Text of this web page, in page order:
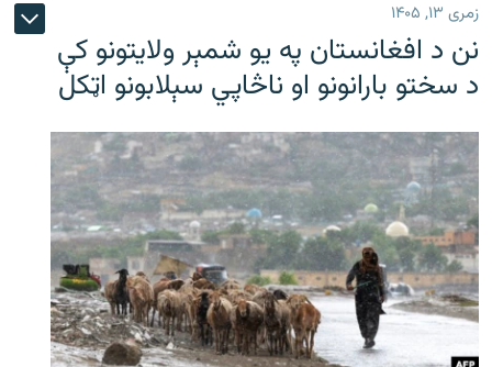
زمری ۱۳, ۱۴۰۵
نن د افغانستان په یو شمېر ولایتونو کې
د سختو بارانونو او ناڅاپي سېلابونو اټکل